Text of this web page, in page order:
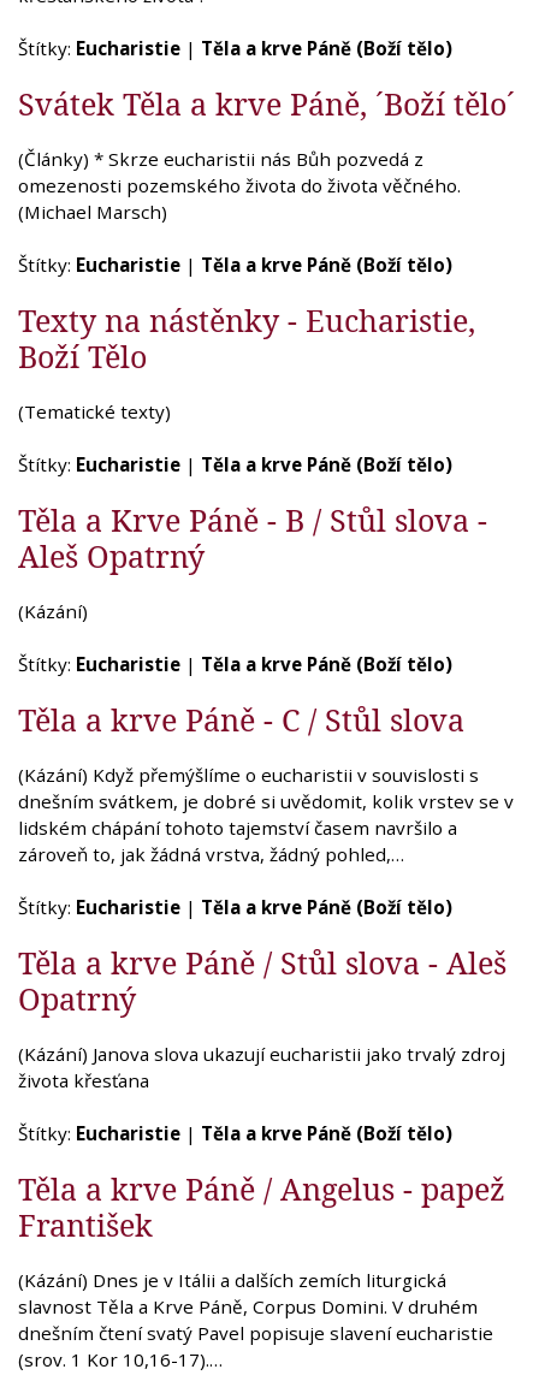
Štítky: Eucharistie | Těla a krve Páně (Boží tělo)
Svátek Těla a krve Páně, ´Boží tělo´
(Články) * Skrze eucharistii nás Bůh pozvedá z
omezenosti pozemského života do života věčného.
(Michael Marsch)
Štítky: Eucharistie | Těla a krve Páně (Boží tělo)
Texty na nástěnky - Eucharistie,
Boží Tělo
(Tematické texty)
Štítky: Eucharistie | Těla a krve Páně (Boží tělo)
Těla a Krve Páně - B / Stůl slova -
Aleš Opatrný
(Kázání)
Štítky: Eucharistie | Těla a krve Páně (Boží tělo)
Těla a krve Páně - C / Stůl slova
(Kázání) Když přemýšlíme o eucharistii v souvislosti s
dnešním svátkem, je dobré si uvědomit, kolik vrstev se v
lidském chápání tohoto tajemství časem navršilo a
zároveň to, jak žádná vrstva, žádný pohled,…
Štítky: Eucharistie | Těla a krve Páně (Boží tělo)
Těla a krve Páně / Stůl slova - Aleš
Opatrný
(Kázání) Janova slova ukazují eucharistii jako trvalý zdroj
života křesťana
Štítky: Eucharistie | Těla a krve Páně (Boží tělo)
Těla a krve Páně / Angelus - papež
František
(Kázání) Dnes je v Itálii a dalších zemích liturgická
slavnost Těla a Krve Páně, Corpus Domini. V druhém
dnešním čtení svatý Pavel popisuje slavení eucharistie
(srov. 1 Kor 10,16-17).…